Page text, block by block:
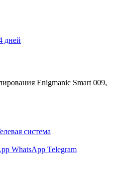
дней
Enigmanic Smart 009,
система
WhatsApp Telegram